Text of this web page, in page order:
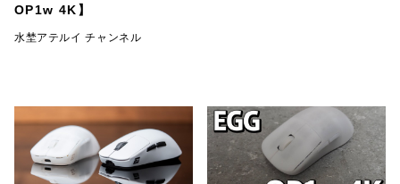
OP1w 4K】
水埜アテルイ チャンネル